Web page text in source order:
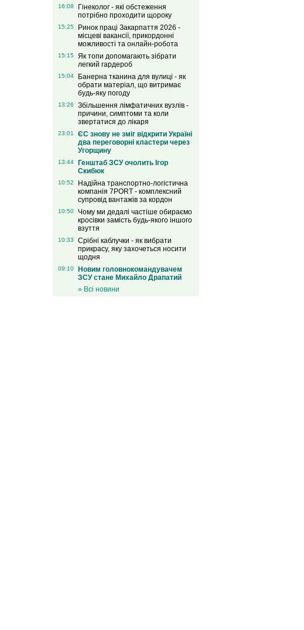
16:08
Гінеколог - які обстеження
потрібно проходити щороку
15:25
Ринок праці Закарпаття 2026 -
місцеві вакансії, прикордонні
можливості та онлайн-робота
15:15
Як топи допомагають зібрати
легкий гардероб
15:04
Банерна тканина для вулиці - як
обрати матеріал, що витримає
будь-яку погоду
13:26
Збільшення лімфатичних вузлів -
причини, симптоми та коли
звертатися до лікаря
23:01
ЄС знову не зміг відкрити Україні
два переговорні кластери через
Угорщину
13:44
Генштаб ЗСУ очолить Ігор
Скибюк
10:52
Надійна транспортно-логістична
компанія 7PORT - комплексний
супровід вантажів за кордон
10:50
Чому ми дедалі частіше обираємо
кросівки замість будь-якого іншого
взуття
10:33
Срібні каблучки - як вибрати
прикрасу, яку захочеться носити
щодня
09:10
Новим головнокомандувачем
ЗСУ стане Михайло Драпатий
» Всі новини